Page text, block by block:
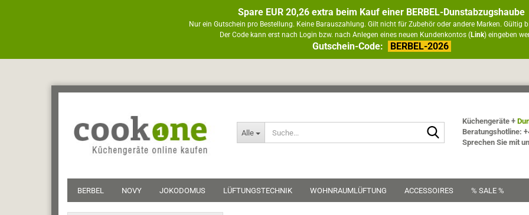
Alle
Suche...
Küchengeräte +
Beratungshotline:
Sprechen Sie mit
Spare EUR 20,26 extra beim Kauf einer BERBEL-Dunstabzugshaube
Nur ein Gutschein pro Bestellung. Keine Barauszahlung. Gilt nicht für Zubehör oder andere Marken. Gültig
Der Code kann erst nach Login bzw. nach Anlegen eines neuen Kundenkontos (Link) eingeben
Gutschein-Code: BERBEL-2026
BERBEL NOVY JOKODOMUS LÜFTUNGSTECHNIK WOHNRAUMLÜFTUNG ACCESSOIRES % SALE %